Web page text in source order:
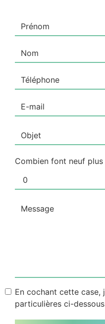
Combien font neuf plus
En cochant cette
particulières ci-